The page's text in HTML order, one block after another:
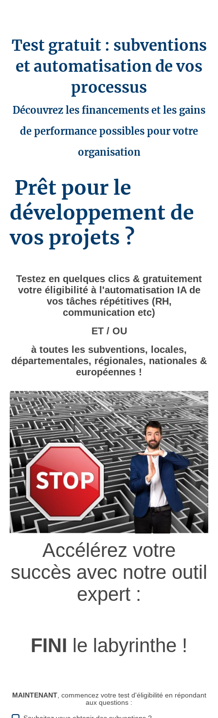
Test gratuit : subventions
et automatisation de vos
processus
Découvrez les financements et les gains
de performance possibles pour votre
organisation
Prêt pour le
développement de
vos projets ?
Testez en quelques clics & gratuitement
votre éligibilité à l'automatisation IA de
vos tâches répétitives (RH,
communication etc)
ET / OU
à toutes les subventions, locales,
départementales, régionales, nationales &
européennes !
Accélérez votre
succès avec notre outil
expert :
FINI le labyrinthe !
MAINTENANT, commencez votre test d'éligibilité en répondant
aux questions :